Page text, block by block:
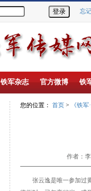
忘
铁军杂志 官方微博 铁
您的位置： 首页 > 《铁军
作者：
张云逸是唯一参加过